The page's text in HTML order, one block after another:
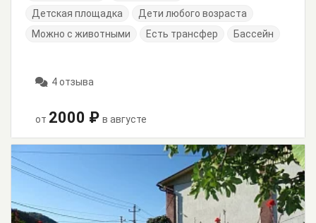
Детская площадка
Дети любого возраста
Можно с животными
Есть трансфер Бассейн
4 отзыва
от 2000 ₽ в августе